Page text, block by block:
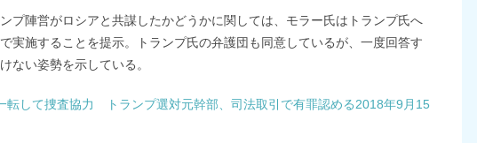
プ陣営がロシアと共謀したかどうかに関しては、モラー氏はトランプ氏へ
実施することを提示。トランプ氏の弁護団も同意しているが、一度回答す
ない姿勢を示している。
転して捜査協力 トランプ選対元幹部、司法取引で有罪認める2018年9月15